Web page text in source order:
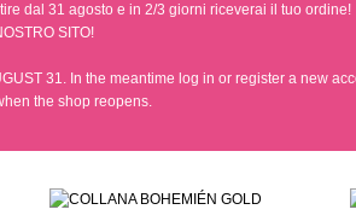
dal 31 agosto e in 2/3 giorni riceverai il tuo ordine!
SITO!
31. In the meantime log in or register a new
the shop reopens.